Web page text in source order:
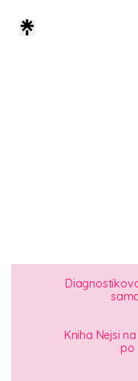
Kniha Nejsi
po